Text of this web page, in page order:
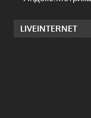
LIVEINTERNET